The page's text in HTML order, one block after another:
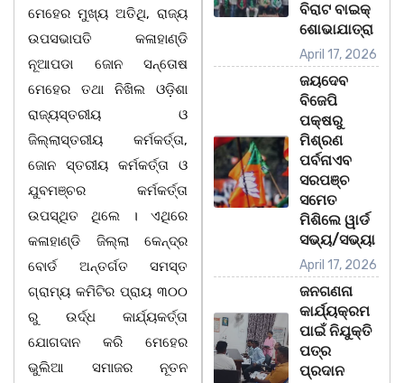
ମେହେର ମୁଖ୍ୟ ଅତିଥି, ରାଜ୍ୟ
ଉପସଭାପତି କଳାହାଣ୍ଡି
ନୂଆପଡା ଜୋନ ସନ୍ତୋଷ
ମେହେର ତଥା ନିଖିଲ ଓଡ଼ିଶା
ରାଜ୍ୟସ୍ତରୀୟ ଓ
ଜିଲ୍ଲାସ୍ତରୀୟ କର୍ମକର୍ତ୍ତା,
ଜୋନ ସ୍ତରୀୟ କର୍ମକର୍ତ୍ତା ଓ
ଯୁବମଞ୍ଚର କର୍ମକର୍ତ୍ତା
ଉପସ୍ଥିତ ଥିଲେ । ଏଥିରେ
କଳାହାଣ୍ଡି ଜିଲ୍ଲା କେନ୍ଦ୍ର
ବୋର୍ଡ ଅନ୍ତର୍ଗତ ସମସ୍ତ
ଗ୍ରାମ୍ୟ କମିଟିର ପ୍ରାୟ ୩୦୦
ରୁ ଉର୍ଦ୍ଧ କାର୍ଯ୍ୟକର୍ତ୍ତା
ଯୋଗଦାନ କରି ମେହେର
ଭୁଲିଆ ସମାଜର ନୂତନ
ବିରାଟ ବାଇକ୍
ଶୋଭାଯାତ୍ରା
April 17, 2026
ଜୟଦେବ
ବିଜେପି
ପକ୍ଷରୁ
ମିଶ୍ରଣ
ପର୍ବନାଏବ
ସରପଞ୍ଚ
ସମେତ
ମିଶିଲେ ୱାର୍ଡ
ସଭ୍ୟ/ସଭ୍ୟା
April 17, 2026
ଜନଗଣନା
କାର୍ଯ୍ୟକ୍ରମ
ପାଇଁ ନିଯୁକ୍ତି
ପତ୍ର
ପ୍ରଦାନ